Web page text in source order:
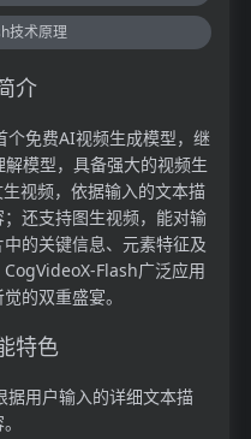
技术原理
介
个免费AI视频生成模型，继
模型，具备强大的视频生
视频，依据输入的文本描
还支持图生视频，能对输
的关键信息、元素特征及
Flash广泛应用
的双重盛宴。
特色
用户输入的详细文本描